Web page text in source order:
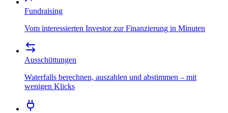
Fundraising
Vom interessierten Investor zur Finanzierung in Minuten
Ausschüttungen
Waterfalls berechnen, auszahlen und abstimmen – mit
wenigen Klicks